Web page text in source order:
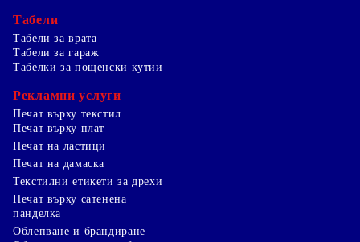
Табели
Табели за врата
Табели за гараж
Табелки за пощенски кутии
Рекламни услуги
Печат върху текстил
Печат върху плат
Печат на ластици
Печат на дамаска
Текстилни етикети за дрехи
Печат върху сатенена
панделка
Облепване и брандиране